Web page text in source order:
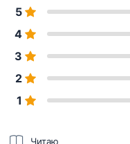
5
4
3
2
1
Читаю